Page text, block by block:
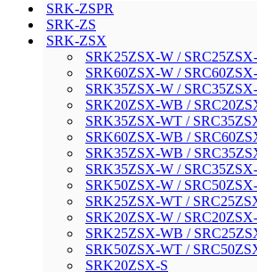
SRK-ZSPR
SRK-ZS
SRK-ZSX
SRK25ZSX-W /
SRK60ZSX-W /
SRK35ZSX-W /
SRK20ZSX-WB /
SRK35ZSX-WT /
SRK60ZSX-WB /
SRK35ZSX-WB /
SRK35ZSX-W /
SRK50ZSX-W /
SRK25ZSX-WT /
SRK20ZSX-W /
SRK25ZSX-WB /
SRK50ZSX-WT /
SRK20ZSX-S